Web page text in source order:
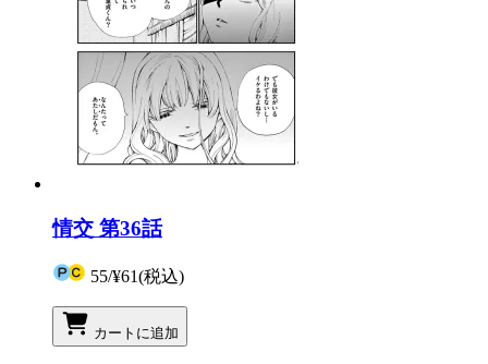
情交 第36話
55/¥61(税込)
カートに追加